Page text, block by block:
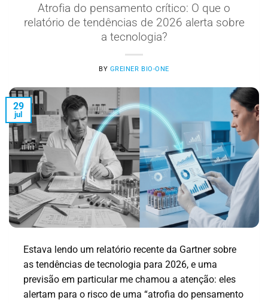
Atrofia do pensamento crítico: O que o
relatório de tendências de 2026 alerta sobre
a tecnologia?
BY GREINER BIO-ONE
29
jul
Estava lendo um relatório recente da Gartner sobre
as tendências de tecnologia para 2026, e uma
previsão em particular me chamou a atenção: eles
alertam para o risco de uma “atrofia do pensamento